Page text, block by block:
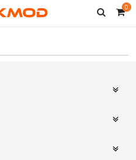
0